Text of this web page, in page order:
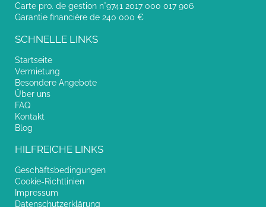
Carte pro. de gestion n°9741 2017 000 017 906
Garantie financière de 240 000 €
SCHNELLE LINKS
Startseite
Vermietung
Besondere Angebote
Über uns
FAQ
Kontakt
Blog
HILFREICHE LINKS
Geschäftsbedingungen
Cookie-Richtlinien
Impressum
Datenschutzerklärung